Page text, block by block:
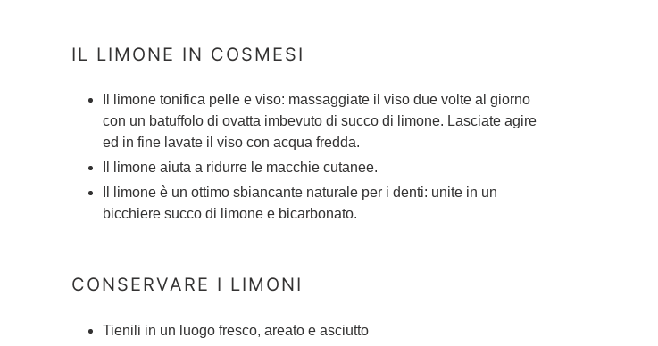
IL LIMONE IN COSMESI
Il limone tonifica pelle e viso: massaggiate il viso due volte al giorno
con un batuffolo di ovatta imbevuto di succo di limone. Lasciate agire
ed in fine lavate il viso con acqua fredda.
Il limone aiuta a ridurre le macchie cutanee.
Il limone è un ottimo sbiancante naturale per i denti: unite in un
bicchiere succo di limone e bicarbonato.
CONSERVARE I LIMONI
Tienili in un luogo fresco, areato e asciutto